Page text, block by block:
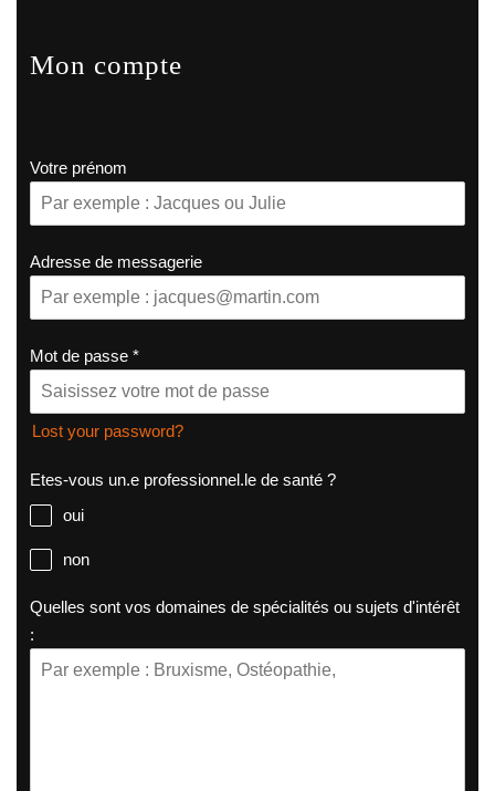
Mon compte
Votre prénom
Adresse de messagerie
Mot de passe *
Lost your password?
Etes-vous un.e professionnel.le de santé ?
oui
non
Quelles sont vos domaines de spécialités ou sujets d'intérêt
: